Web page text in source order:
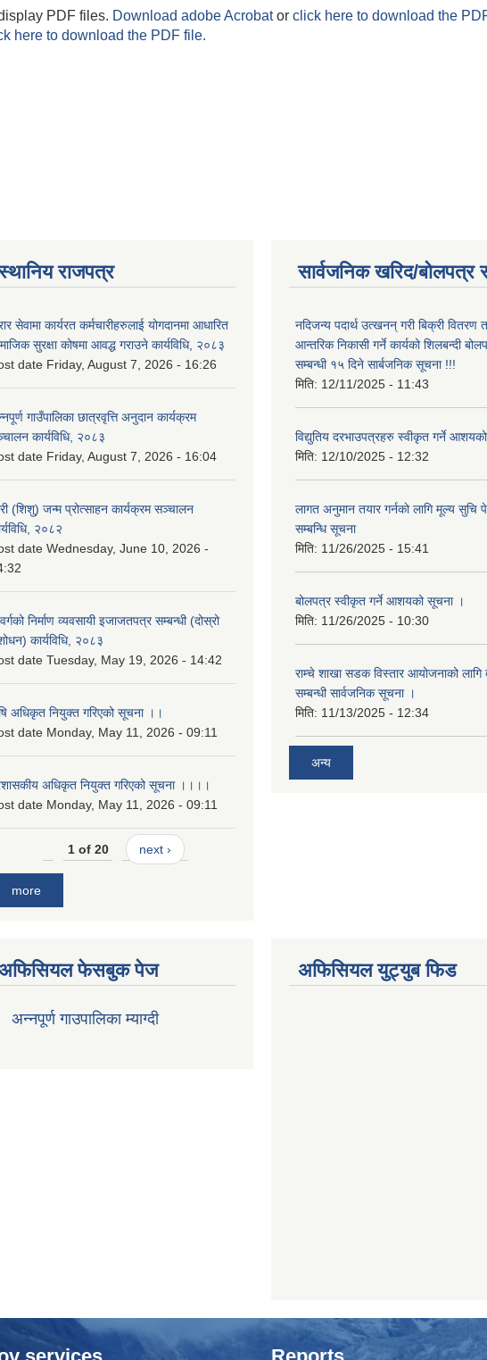
PDF files. Download adobe Acrobator click here to download the
here to download the PDF file.
राजपत्र
सेवामा कार्यरत कर्मचारीहरुलाई योगदानमा आधारित
सुरक्षा कोषमा आवद्ध गराउने कार्यविधि, २०८३
date Friday, August 7, 2026 - 16:26
गाउँपालिका छात्रवृत्ति अनुदान कार्यक्रम
कार्यविधि, २०८३
date Friday, August 7, 2026 - 16:04
(शिशु) जन्म प्रोत्साहन कार्यक्रम सञ्चालन
२०८२
date Wednesday, June 10, 2026 -
निर्माण व्यवसायी इजाजतपत्र सम्बन्धी (दोस्रो
कार्यविधि, २०८३
date Tuesday, May 19, 2026 - 14:42
अधिकृत नियुक्त गरिएको सूचना ।।
date Monday, May 11, 2026 - 09:11
अधिकृत नियुक्त गरिएको सूचना ।।।।
date Monday, May 11, 2026 - 09:11
1 of 20 next ›
more
सार्वजनिक खरिद/बोलपत्र
नदिजन्य पदार्थ उत्खनन् गरी बिक्री वितरण
आन्तरिक निकासी गर्ने कार्यको शिलबन्दी
सम्बन्धी १५ दिने सार्बजनिक सूचना !!!
मिति: 12/11/2025 - 11:43
विद्युतिय दरभाउपत्रहरु स्वीकृत गर्ने
मिति: 12/10/2025 - 12:32
लागत अनुमान तयार गर्नकाे लागि मूल्य सुचि
सम्बन्धि सूचना
मिति: 11/26/2025 - 15:41
बोलपत्र स्वीकृत गर्ने आशयको सूचना ।
मिति: 11/26/2025 - 10:30
राम्चे शाखा सडक विस्तार आयोजनाको
सम्बन्धी सार्वजनिक सूचना ।
मिति: 11/13/2025 - 12:34
अन्य
फेसबुक पेज
अन्नपूर्ण गाउपालिका म्याग्दी
अफिसियल युट्युब फिड